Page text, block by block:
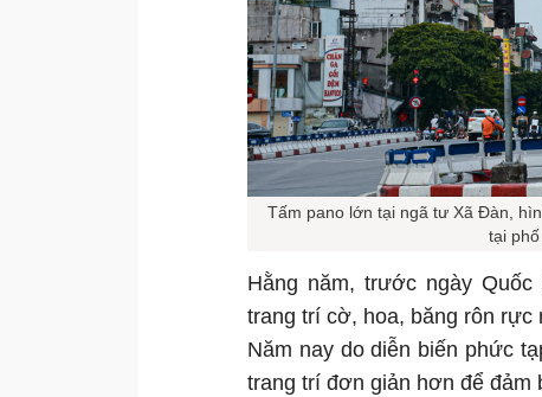
Tấm pano lớn tại ngã tư Xã Đàn,
tại
Hằng năm, trước ngày
trang trí cờ, hoa, băng rôn rực
Năm nay do diễn biến phức
trang trí đơn giản hơn để đảm